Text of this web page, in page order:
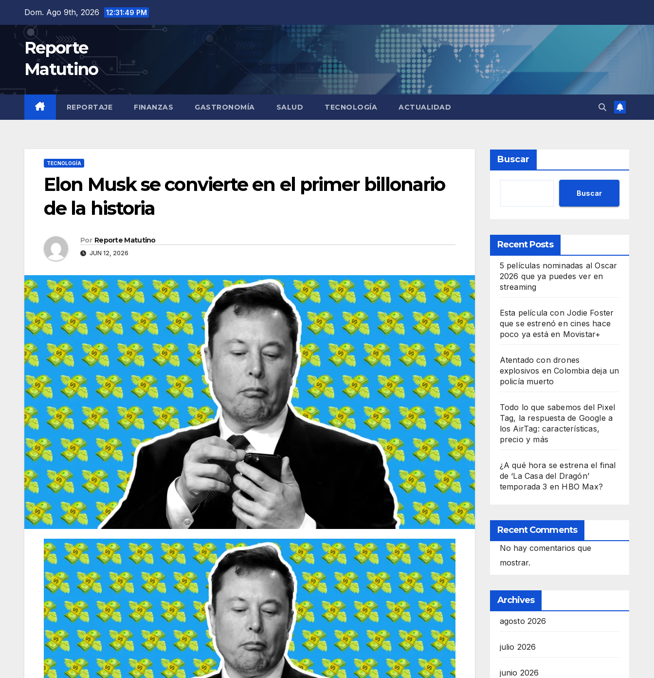
contenido
Dom. Ago 9th, 2026 12:31:51 PM
Reporte
Matutino
REPORTAJE FINANZAS GASTRONOMÍA SALUD TECNOLOGÍA ACTUALIDAD
TECNOLOGÍA
Elon Musk se convierte en el primer billonario
de la historia
Por Reporte Matutino
JUN 12, 2026
Buscar
Buscar
Recent Posts
5 películas nominadas al Oscar
2026 que ya puedes ver en
streaming
Esta película con Jodie Foster
que se estrenó en cines hace
poco ya está en Movistar+
Atentado con drones
explosivos en Colombia deja un
policía muerto
Todo lo que sabemos del Pixel
Tag, la respuesta de Google a
los AirTag: características,
precio y más
¿A qué hora se estrena el final
de ‘La Casa del Dragón’
temporada 3 en HBO Max?
Recent Comments
No hay comentarios que
mostrar.
Archives
agosto 2026
julio 2026
junio 2026